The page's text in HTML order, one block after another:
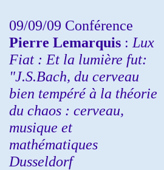
09/09/09 Conférence
Pierre Lemarquis : Lux
Fiat : Et la lumière fut:
"J.S.Bach, du cerveau
bien tempéré à la théorie
du chaos : cerveau,
musique et
mathématiques
Dusseldorf